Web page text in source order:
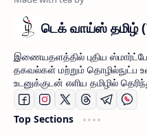
டெக் வாய்ஸ் தமிழ்
இணையதளத்தில் புதிய
தகவல்கள் மற்றும் தொழில்நுட்ப
உடனுக்குடன் எளிய தமிழில்
Top Sections